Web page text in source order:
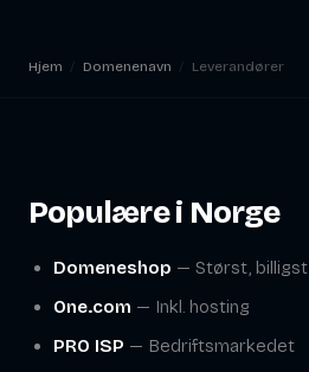
Hjem Domenenavn Leverandører
Populære i Norge
Domeneshop — Størst, billigst
One.com — Inkl. hosting
PRO ISP — Bedriftsmarkedet